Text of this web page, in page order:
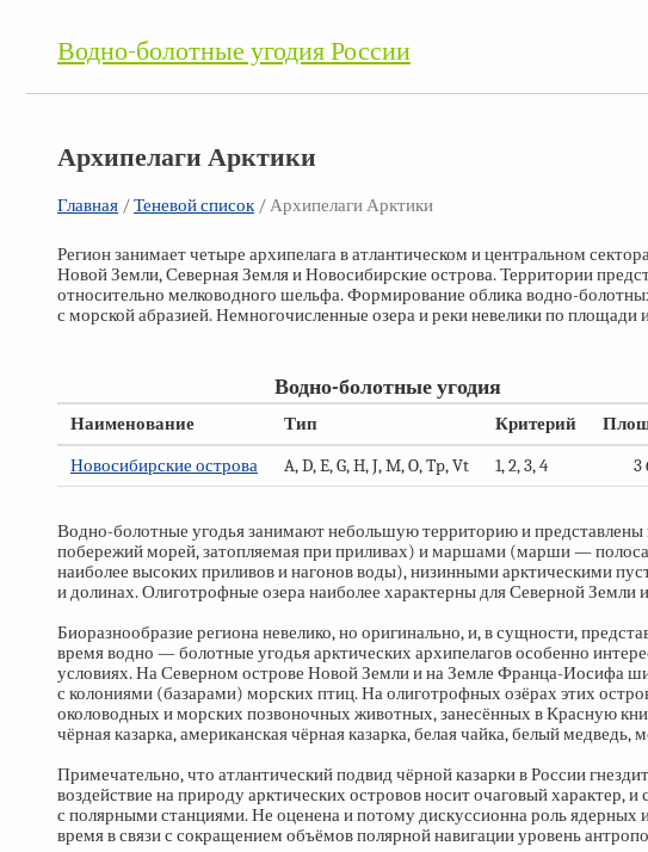
Водно-болотные угодия России
Архипелаги Арктики
Главная /Теневой список/Архипелаги Арктики
Регион занимает четыре архипелага в атлантическом и центральном
Новой Земли, Северная Земля и Новосибирские острова. Территории
относительно мелководного шельфа. Формирование облика водно-
с морской абразией. Немногочисленные озера и реки невелики по площади
Водно-болотные угодия
Наименование Тип Критерий
Новосибирские острова A, D, E, G, H, J, M, O, Tp, Vt 1, 2, 3, 4 3
Водно-болотные угодья занимают небольшую территорию и
побережий морей, затопляемая при приливах) и маршами (марши —
наиболее высоких приливов и нагонов воды), низинными арктическими
и долинах. Олиготрофные озера наиболее характерны для Северной Земли
Биоразнообразие региона невелико, но оригинально, и, в сущности,
время водно — болотные угодья арктических архипелагов особенно
условиях. На Северном острове Новой Земли и на Земле Франца-Иосифа
с колониями (базарами) морских птиц. На олиготрофных озёрах этих
околоводных и морских позвоночных животных, занесённых в Красную
чёрная казарка, американская чёрная казарка, белая чайка, белый
Примечательно, что атлантический подвид чёрной казарки в России
воздействие на природу арктических островов носит очаговый характер,
с полярными станциями. Не оценена и потому дискуссионна роль
время в связи с сокращением объёмов полярной навигации уровень